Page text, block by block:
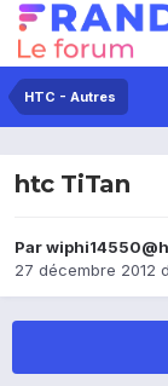
HTC - Autres
htc TiTan
Par
27 décembre 2012